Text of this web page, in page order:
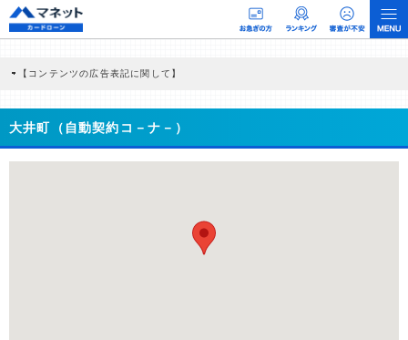
【コンテンツの広告表記に関して】
商品を根拠なくPRするものではなく、当編集部の調査／ユーザーへの口コミ収集な
どに基づき、公平性を担保した情報提供を行っています。
>提携企業一覧
大井町（自動契約コ－ナ－）